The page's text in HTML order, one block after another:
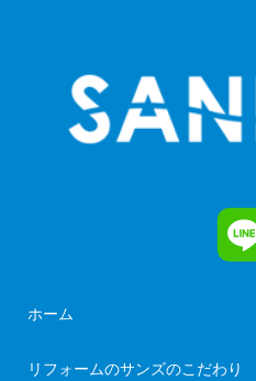
ホーム
リフォームのサンズのこだわり